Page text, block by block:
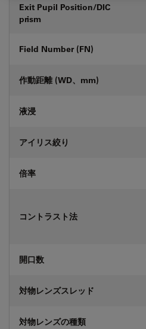
Exit Pupil Position/DIC
prism
Field Number (FN)
作動距離 (WD、mm)
液浸
アイリス絞り
倍率
コントラスト法
開口数
対物レンズスレッド
対物レンズの種類